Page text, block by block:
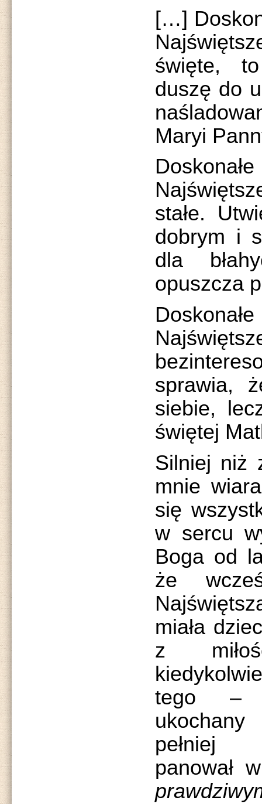
[…]
święte,
duszę do
Maryi
stałe.
dobrym i
dla
opuszcza
sprawia,
siebie,
świętej
Silniej niż
mnie
się
w sercu
Boga od
że
miała
z
tego –
pełniej
panował